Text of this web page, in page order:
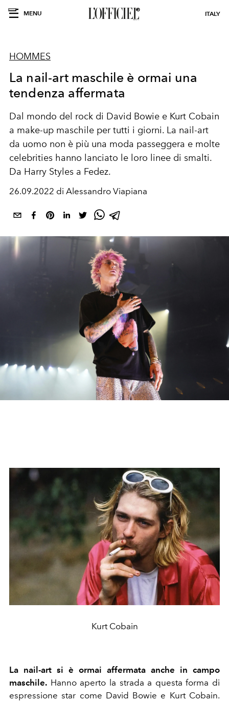
MENU ITALY
HOMMES
La nail-art maschile è ormai una
tendenza affermata
Dal mondo del rock di David Bowie e Kurt Cobain
a make-up maschile per tutti i giorni. La nail-art
da uomo non è più una moda passeggera e molte
celebrities hanno lanciato le loro linee di smalti.
Da Harry Styles a Fedez.
26.09.2022 di Alessandro Viapiana
Kurt Cobain
La nail-art si è ormai affermata anche in campo
maschile. Hanno aperto la strada a questa forma di
espressione star come David Bowie e Kurt Cobain.